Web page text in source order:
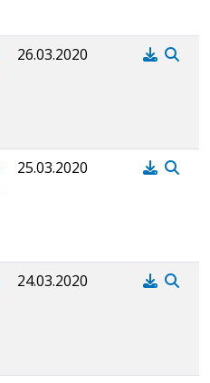
26.03.2020
25.03.2020
24.03.2020